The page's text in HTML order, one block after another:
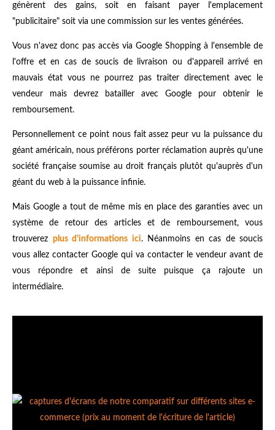
génèrent des gains, soit en faisant payer l'emplacement
"publicitaire" soit via une commission sur les ventes générées.
Vous n'avez donc pas accès via Google Shopping à l'ensemble de
l'offre et en cas de soucis de livraison ou d'appareil arrivé en
mauvais état vous ne pourrez pas traiter directement avec le
vendeur mais devrez batailler avec Google pour obtenir le
remboursement.
Personnellement ce point nous fait assez peur vu la puissance du
géant américain, nous préférons porter réclamation auprès qu'une
société française soumise au droit français plutôt qu'auprès d'un
géant du web à la puissance infinie.
Mais Google a tout de même mis en place des garanties avec un
système de retour des articles et de remboursement, vous
trouverez plus d'informations ici. Néanmoins en cas de soucis
vous allez contacter Google qui va contacter le vendeur avant de
vous répondre et ainsi de suite puisque ça rajoute un
intermédiaire.